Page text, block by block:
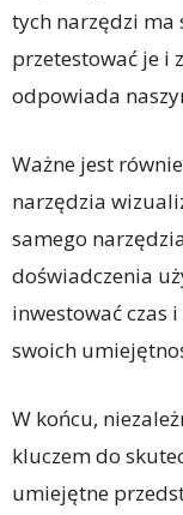
tych narzędzi ma
przetestować je i
odpowiada
Ważne jest
narzędzia
samego
doświadczenia
inwestować czas
swoich
W końcu,
kluczem do
umiejętne